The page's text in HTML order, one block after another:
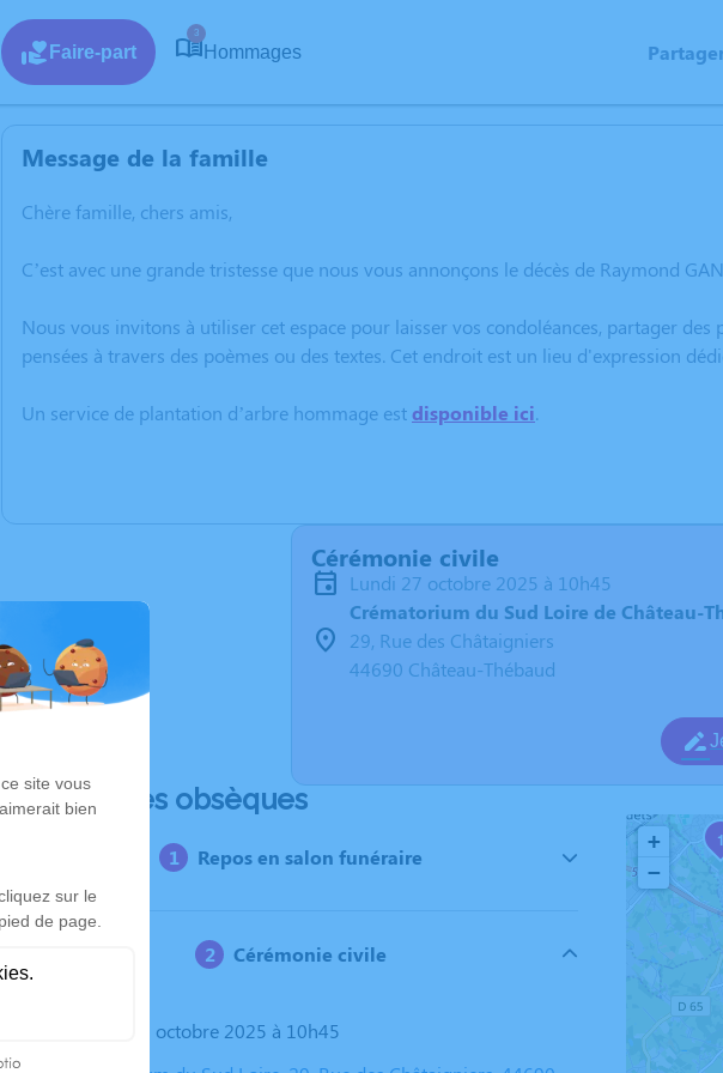
Faire-part
3
Hommages
Message de la famille
Chère famille, chers amis,
C’est avec une grande tristesse que nous vous annonçons le décès de Raymond
Nous vous invitons à utiliser cet espace pour laisser vos condoléances, partager
pensées à travers des poèmes ou des textes. Cet endroit est un lieu d'expression
Un service de plantation d’arbre hommage estdisponible ici.
Cérémonie civile
lundi 27 octobre 2025 à 10h45
Crématorium du Sud Loire de Château-
29, Rue des Châtaigniers
44690 Château-Thébaud
Déroulé des obsèques
Repos en salon funéraire
Cérémonie civile
Le lundi 27 octobre 2025 à 10h45
1
+
−